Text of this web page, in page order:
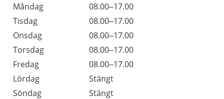
Dag
Öppettider
Kommentarer
Måndag
08.00–17.00
Tisdag
08.00–17.00
Onsdag
08.00–17.00
Torsdag
08.00–17.00
Fredag
08.00–17.00
Lördag
Stängt
Söndag
Stängt